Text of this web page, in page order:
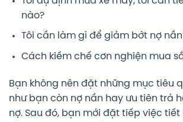
nào?
Tôi cần làm gì để giảm bớt nợ
Cách kiềm chế cơn nghiện mua
Bạn không nên đặt những mục tiêu
như bạn còn nợ nần hay ưu tiên trả
nợ. Sau đó, bạn mới đặt tiếp việc